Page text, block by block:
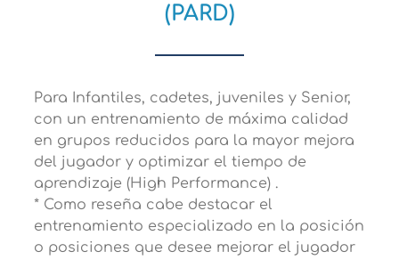
(PARD)
Para Infantiles, cadetes, juveniles y Senior,
con un entrenamiento de máxima calidad
en grupos reducidos para la mayor mejora
del jugador y optimizar el tiempo de
aprendizaje (High Performance) .
* Como reseña cabe destacar el
entrenamiento especializado en la posición
o posiciones que desee mejorar el jugador